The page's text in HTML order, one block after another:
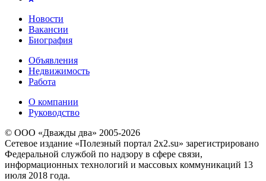
Новости
Вакансии
Биография
Объявления
Недвижимость
Работа
О компании
Руководство
© ООО «Дважды два» 2005-2026
Сетевое издание «Полезный портал 2x2.su» зарегистрировано
Федеральной службой по надзору в сфере связи,
информационных технологий и массовых коммуникаций 13
июля 2018 года.